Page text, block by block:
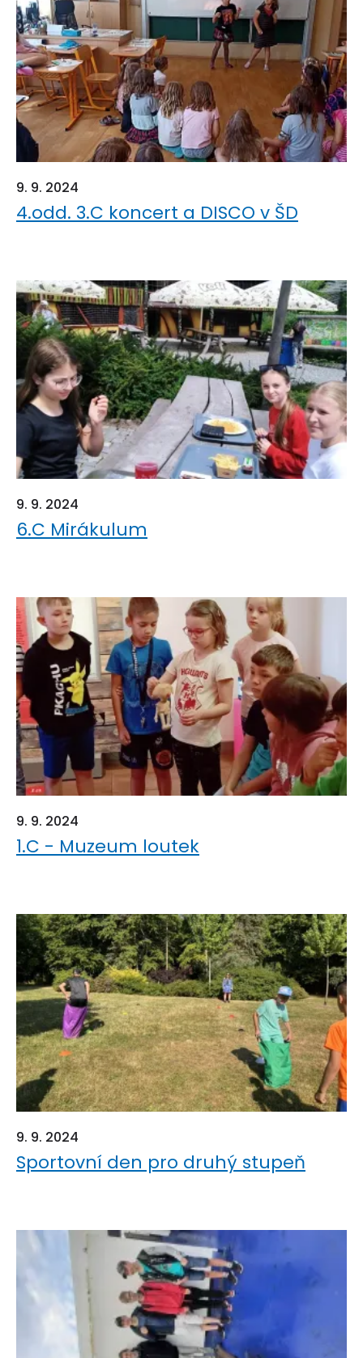
9. 9. 2024
4.odd. 3.C koncert a DISCO v ŠD
9. 9. 2024
6.C Mirákulum
9. 9. 2024
1.C - Muzeum loutek
9. 9. 2024
Sportovní den pro druhý stupeň